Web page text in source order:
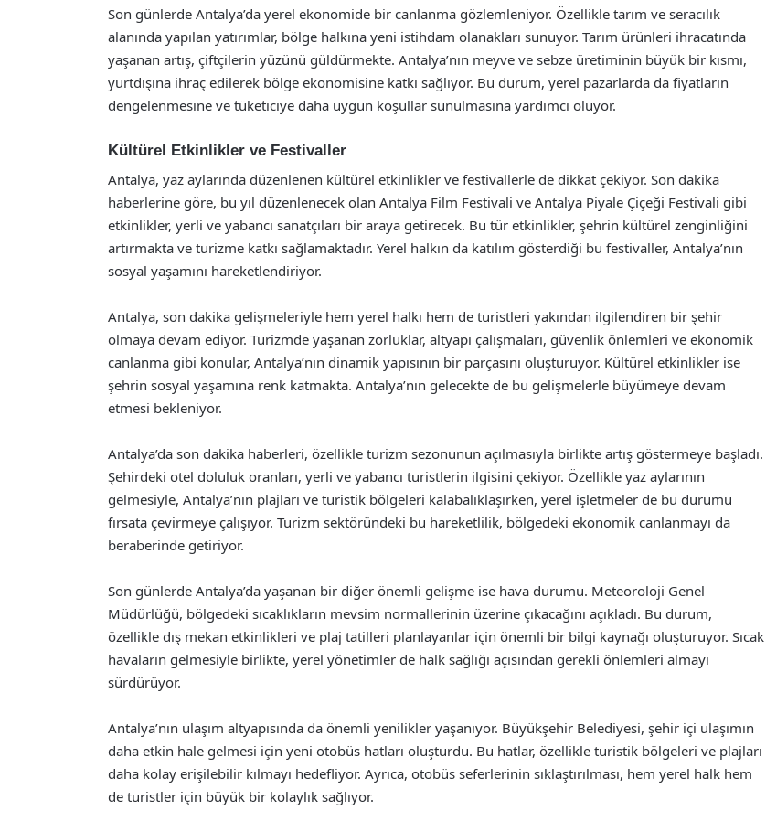
Son günlerde Antalya’da yerel ekonomide bir canlanma gözlemleniyor. Özellikle tarım ve seracılık
alanında yapılan yatırımlar, bölge halkına yeni istihdam olanakları sunuyor. Tarım ürünleri ihracatında
yaşanan artış, çiftçilerin yüzünü güldürmekte. Antalya’nın meyve ve sebze üretiminin büyük bir kısmı,
yurtdışına ihraç edilerek bölge ekonomisine katkı sağlıyor. Bu durum, yerel pazarlarda da fiyatların
dengelenmesine ve tüketiciye daha uygun koşullar sunulmasına yardımcı oluyor.
Kültürel Etkinlikler ve Festivaller
Antalya, yaz aylarında düzenlenen kültürel etkinlikler ve festivallerle de dikkat çekiyor. Son dakika
haberlerine göre, bu yıl düzenlenecek olan Antalya Film Festivali ve Antalya Piyale Çiçeği Festivali gibi
etkinlikler, yerli ve yabancı sanatçıları bir araya getirecek. Bu tür etkinlikler, şehrin kültürel zenginliğini
artırmakta ve turizme katkı sağlamaktadır. Yerel halkın da katılım gösterdiği bu festivaller, Antalya’nın
sosyal yaşamını hareketlendiriyor.
Antalya, son dakika gelişmeleriyle hem yerel halkı hem de turistleri yakından ilgilendiren bir şehir
olmaya devam ediyor. Turizmde yaşanan zorluklar, altyapı çalışmaları, güvenlik önlemleri ve ekonomik
canlanma gibi konular, Antalya’nın dinamik yapısının bir parçasını oluşturuyor. Kültürel etkinlikler ise
şehrin sosyal yaşamına renk katmakta. Antalya’nın gelecekte de bu gelişmelerle büyümeye devam
etmesi bekleniyor.
Antalya’da son dakika haberleri, özellikle turizm sezonunun açılmasıyla birlikte artış göstermeye başladı.
Şehirdeki otel doluluk oranları, yerli ve yabancı turistlerin ilgisini çekiyor. Özellikle yaz aylarının
gelmesiyle, Antalya’nın plajları ve turistik bölgeleri kalabalıklaşırken, yerel işletmeler de bu durumu
fırsata çevirmeye çalışıyor. Turizm sektöründeki bu hareketlilik, bölgedeki ekonomik canlanmayı da
beraberinde getiriyor.
Son günlerde Antalya’da yaşanan bir diğer önemli gelişme ise hava durumu. Meteoroloji Genel
Müdürlüğü, bölgedeki sıcaklıkların mevsim normallerinin üzerine çıkacağını açıkladı. Bu durum,
özellikle dış mekan etkinlikleri ve plaj tatilleri planlayanlar için önemli bir bilgi kaynağı oluşturuyor. Sıcak
havaların gelmesiyle birlikte, yerel yönetimler de halk sağlığı açısından gerekli önlemleri almayı
sürdürüyor.
Antalya’nın ulaşım altyapısında da önemli yenilikler yaşanıyor. Büyükşehir Belediyesi, şehir içi ulaşımın
daha etkin hale gelmesi için yeni otobüs hatları oluşturdu. Bu hatlar, özellikle turistik bölgeleri ve plajları
daha kolay erişilebilir kılmayı hedefliyor. Ayrıca, otobüs seferlerinin sıklaştırılması, hem yerel halk hem
de turistler için büyük bir kolaylık sağlıyor.